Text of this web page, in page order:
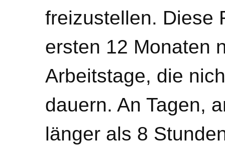
freizustellen. Diese
ersten 12 Monaten
Arbeitstage, die
dauern. An Tagen,
länger als 8